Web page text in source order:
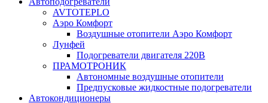
AVTOTEPLO
Аэро Комфорт
Воздушные отопители Аэро Комфорт
Лунфей
Подогреватели двигателя 220В
ПРАМОТРОНИК
Автономные воздушные отопители
Предпусковые жидкостные подогреватели
Автокондиционеры